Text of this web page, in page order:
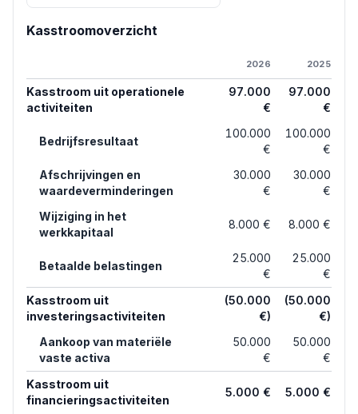
Kasstroomoverzicht
2026 2025
Kasstroom uit operationele
activiteiten
97.000
€
97.000
€
Bedrijfsresultaat
100.000
€
100.000
€
Afschrijvingen en
waardeverminderingen
30.000
€
30.000
€
Wijziging in het
werkkapitaal
8.000 € 8.000 €
Betaalde belastingen
25.000
€
25.000
€
Kasstroom uit
investeringsactiviteiten
(50.000
€)
(50.000
€)
Aankoop van materiële
vaste activa
50.000
€
50.000
€
Kasstroom uit
financieringsactiviteiten
5.000 € 5.000 €